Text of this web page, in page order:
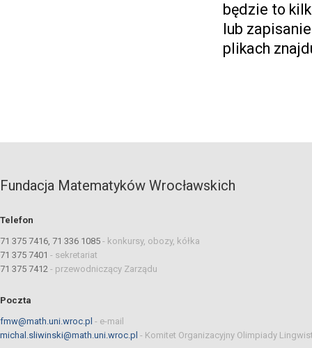
będzie to
lub
plikach
Fundacja Matematyków Wrocławskich
Telefon
71 375 7416, 71 336 1085 - konkursy, obozy, kółka
71 375 7401 - sekretariat
71 375 7412 - przewodniczący Zarządu
Poczta
fmw@math.uni.wroc.pl - e-mail
michal.sliwinski@math.uni.wroc.pl - Komitet Organizacyjny Olimpiady